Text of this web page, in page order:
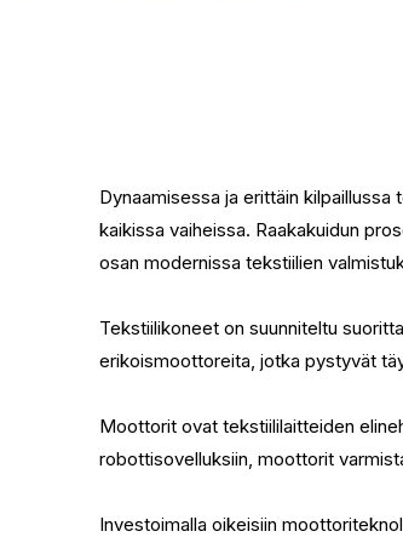
Dynaamisessa ja erittäin
kaikissa vaiheissa. Raakakuidun
osan modernissa tekstiilien
Tekstiilikoneet on suunniteltu
erikoismoottoreita, jotka pystyvät
Moottorit ovat tekstiililaitteiden
robottisovelluksiin, moottorit
Investoimalla oikeisiin